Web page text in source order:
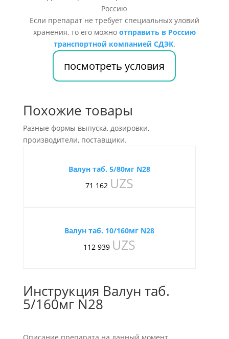
Если препарат не требует специальных уловий
хранения, то его можно отправить в Россию
транспортной компанией СДЭК.
посмотреть условия
Похожие товары
Разные формы выпуска, дозировки,
производители, поставщики.
Валун таб. 5/80мг N28
71 162 UZS
Валун таб. 10/160мг N28
112 939 UZS
Инструкция Валун таб.
5/160мг N28